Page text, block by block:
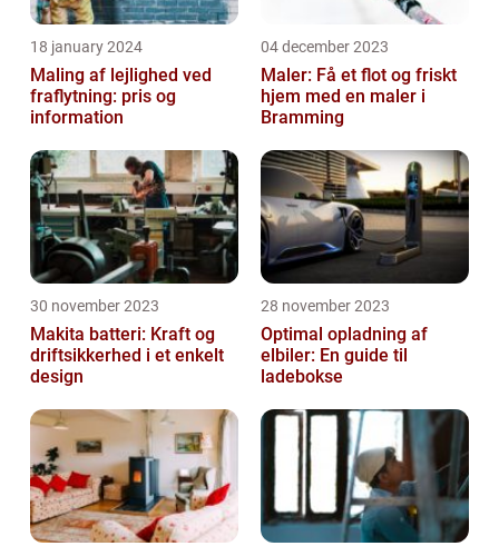
18 january 2024
Maling af lejlighed ved
fraflytning: pris og
information
04 december 2023
Maler: Få et flot og friskt
hjem med en maler i
Bramming
30 november 2023
Makita batteri: Kraft og
driftsikkerhed i et enkelt
design
28 november 2023
Optimal opladning af
elbiler: En guide til
ladebokse